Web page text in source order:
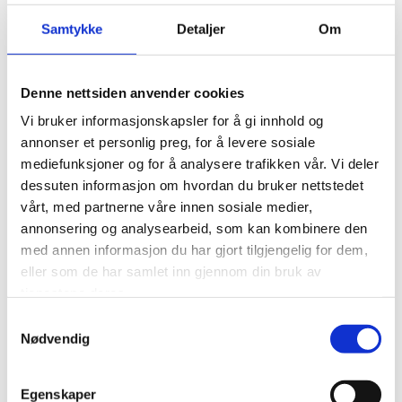
Samtykke Detaljer Om
Denne nettsiden anvender cookies
Vi bruker informasjonskapsler for å gi innhold og
annonser et personlig preg, for å levere sosiale
mediefunksjoner og for å analysere trafikken vår. Vi deler
dessuten informasjon om hvordan du bruker nettstedet
vårt, med partnerne våre innen sosiale medier,
annonsering og analysearbeid, som kan kombinere den
med annen informasjon du har gjort tilgjengelig for dem,
eller som de har samlet inn gjennom din bruk av
Nødvendig
Egenskaper
At FPE Sontum AS, we are proud to
support sustainable fire safety solutions in
collaboration with Miljø Norge AS.
Les mer